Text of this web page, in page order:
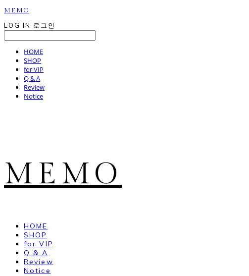
MEMO
LOG IN
로그인
HOME
SHOP
for VIP
Q & A
Review
Notice
MEMO
HOME
SHOP
for VIP
Q & A
Review
Notice